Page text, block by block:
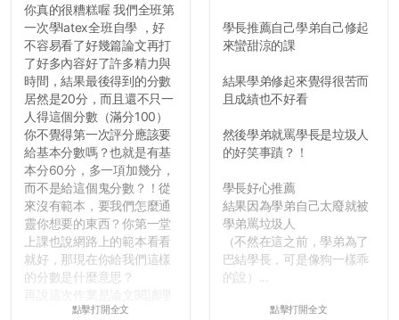
你真的很糟糕喔 我們全班第
一次學latex全班自學 ，好
不容易看了好幾篇論文再打
了好多內容好了許多精力與
時間，結果最後得到的分數
居然是20分，而且還不只一
人得這個分數（滿分100）
你不覺得第一次評分應該要
給基本分數嗎？也就是有基
本分60分，多一項加幾分，
而不是給這個鬼分數？！從
來沒有範本，要我們怎麼通
靈你想要的東西？你第一堂
上課也說網路上的範本看看
就好，那現在你給我們這樣
的分數是什麼意思？
再說這次作業是論文閱讀理
解與評論，既然已經寫下實
點擊打開全文
學長推薦自己學弟自己修起
來蠻甜涼的課
結果學弟修起來覺得很苦而
且成績也不好看
然後學弟就罵學長是垃圾人
的好笑事蹟？！
學長好心推薦
結果因為學弟自己太廢就被
學弟罵垃圾人
（不然在這之前，學弟為了
巴結學長，可是像狗一樣乖
的說）...
點擊打開全文